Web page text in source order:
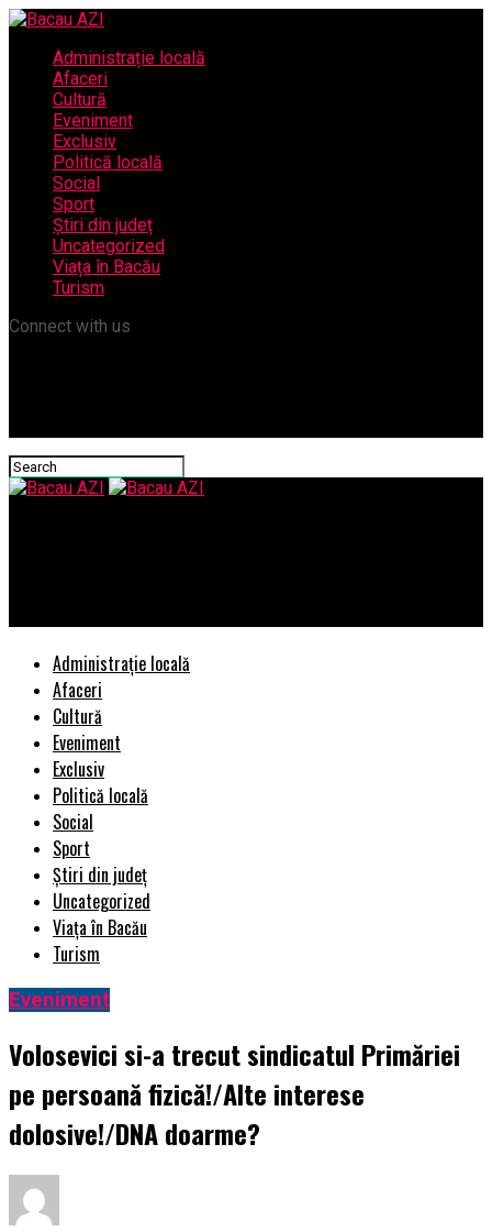
Administrație locală
Afaceri
Cultură
Eveniment
Exclusiv
Politică locală
Social
Sport
Știri din județ
Uncategorized
Viața în Bacău
Turism
Connect with us
Administrație locală
Afaceri
Cultură
Eveniment
Exclusiv
Politică locală
Social
Sport
Știri din județ
Uncategorized
Viața în Bacău
Turism
Eveniment
Volosevici si-a trecut sindicatul Primăriei
pe persoană fizică!/Alte interese
dolosive!/DNA doarme?